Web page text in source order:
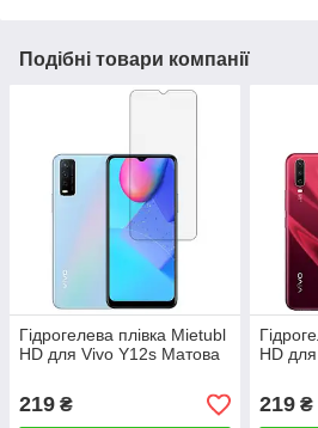
Подібні товари компанії
Гідрогелева плівка Mietubl
HD для Vivo Y12s Матова
219 ₴
HD
219₴